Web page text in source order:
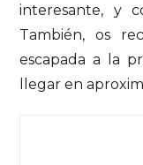
interesante, y
También, os
escapada a la
llegar en